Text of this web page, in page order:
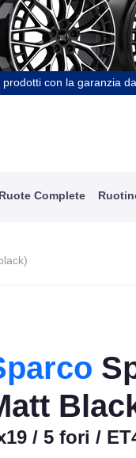
prodotti con la garanzia
Complete
/ 5 fori /